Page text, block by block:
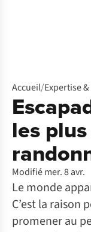
Accueil/Expertise
les
Modifié mer. 8 avr.
Le monde
C’est la raison
promener au